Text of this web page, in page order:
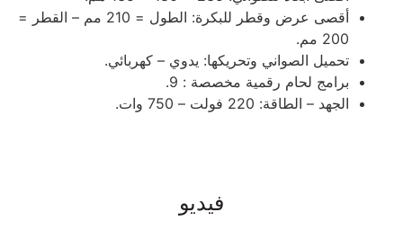
فيديو
أقصى عرض وقطر للبكرة: الطول = 210 مم – القطر =
200 مم.
تحميل الصواني وتحريكها: يدوي – كهربائي.
برامج لحام رقمية مخصصة : 9.
الجهد – الطاقة: 220 فولت – 750 وات.